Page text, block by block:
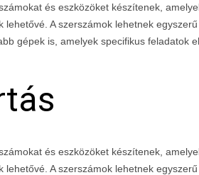
és eszközöket készítenek,
A szerszámok lehetnek
gépek is, amelyek specifikus feladatok
és eszközöket készítenek,
A szerszámok lehetnek